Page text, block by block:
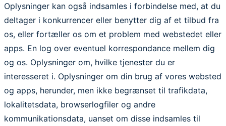
Oplysninger kan også indsamles i forbindelse med, at du
deltager i konkurrencer eller benytter dig af et tilbud fra
os, eller fortæller os om et problem med webstedet eller
apps. En log over eventuel korrespondance mellem dig
og os. Oplysninger om, hvilke tjenester du er
interesseret i. Oplysninger om din brug af vores websted
og apps, herunder, men ikke begrænset til trafikdata,
lokalitetsdata, browserlogfiler og andre
kommunikationsdata, uanset om disse indsamles til